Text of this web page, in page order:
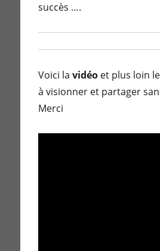
succès ….
Voici lavidéo et plus loin
à visionner et partager
Merci